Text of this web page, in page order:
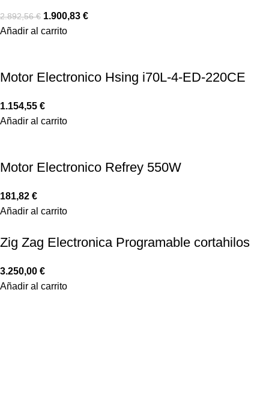
2.892,56€ 1.900,83 €
Añadir al carrito
Motor Electronico Hsing i70L-4-ED-220CE
1.154,55 €
Añadir al carrito
Motor Electronico Refrey 550W
181,82 €
Añadir al carrito
Zig Zag Electronica Programable cortahilos
3.250,00 €
Añadir al carrito